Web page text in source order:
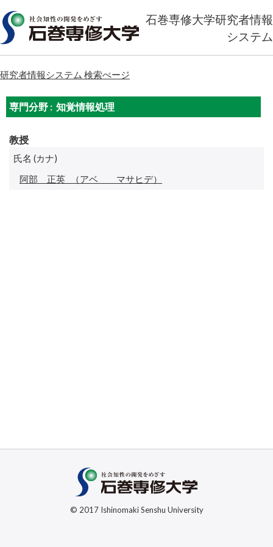
石巻専修大学研究者情報
システム
研究者情報システム 検索ぺージ
専門分野 : 知覚情報処理
教授
氏名 (カナ)
阿部 正英
（アベ マサヒデ）
© 2017 Ishinomaki Senshu University